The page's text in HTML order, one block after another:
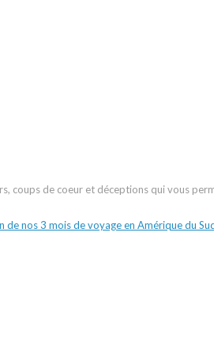
coups de coeur et déceptions qui vous
de nos 3 mois de voyage en Amérique du